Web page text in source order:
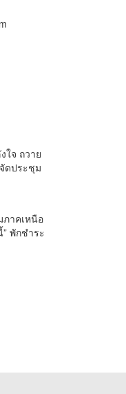
ใจ ถวาย
ดประชุม
วัด กว่า
ภาคเหนือ
” พักชำระ